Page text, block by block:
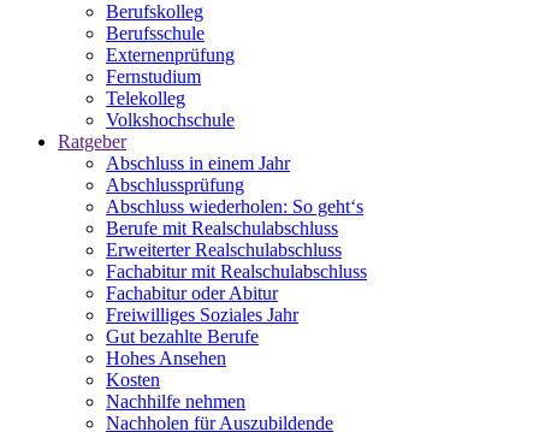
Berufskolleg
Berufsschule
Externenprüfung
Fernstudium
Telekolleg
Volkshochschule
Ratgeber
Abschluss in einem Jahr
Abschlussprüfung
Abschluss wiederholen: So geht‘s
Berufe mit Realschulabschluss
Erweiterter Realschulabschluss
Fachabitur mit Realschulabschluss
Fachabitur oder Abitur
Freiwilliges Soziales Jahr
Gut bezahlte Berufe
Hohes Ansehen
Kosten
Nachhilfe nehmen
Nachholen für Auszubildende